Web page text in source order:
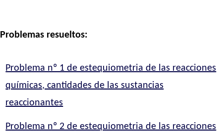
Problemas resueltos:
Problema nº 1 de estequiometria de las reacciones
químicas, cantidades de las sustancias
reaccionantes
Problema nº 2 de estequiometria de las reacciones